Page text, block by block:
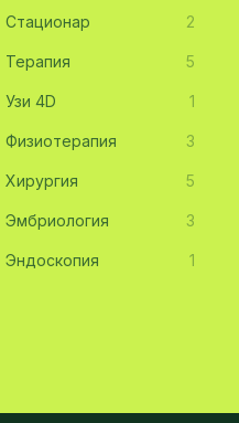
Стационар 2
Терапия 5
Узи 4D 1
Физиотерапия 3
Хирургия 5
Эмбриология 3
Эндоскопия 1